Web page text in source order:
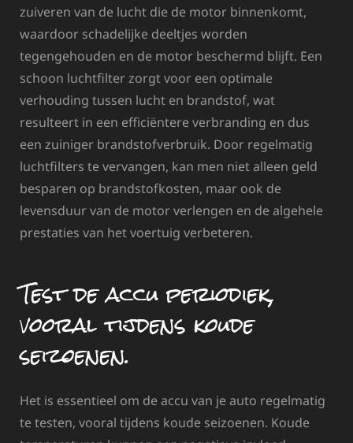
zuiveren van de lucht die de motor binnenkomt,
waardoor schadelijke deeltjes worden
tegengehouden en de motor beschermd blijft. Een
schoon luchtfilter zorgt voor een optimale
verhouding tussen lucht en brandstof, wat
resulteert in een efficiëntere verbranding en dus
een zuiniger brandstofverbruik. Door regelmatig
luchtfilters te vervangen, kan men niet alleen geld
besparen op brandstofkosten, maar ook de
levensduur van de motor verlengen en de algehele
prestaties van het voertuig verbeteren.
Test de accu periodiek,
vooral tijdens koude
seizoenen.
Het is essentieel om de accu van je auto regelmatig
te testen, vooral tijdens koude seizoenen. Koude